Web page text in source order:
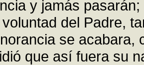
y jamás
del Padre,
se acabara,
que así fuera su